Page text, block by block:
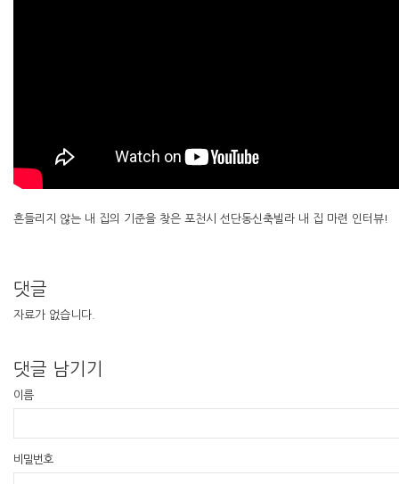
흔들리지 않는 내 집의 기준을 찾은 포천시 선단동신축빌라 내 집 마련 인터뷰!
댓글
자료가 없습니다.
댓글 남기기
이름
비밀번호